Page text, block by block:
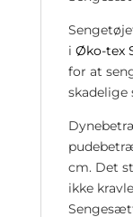
i Øko-tex
for at
skadelige
cm. Det
ikke